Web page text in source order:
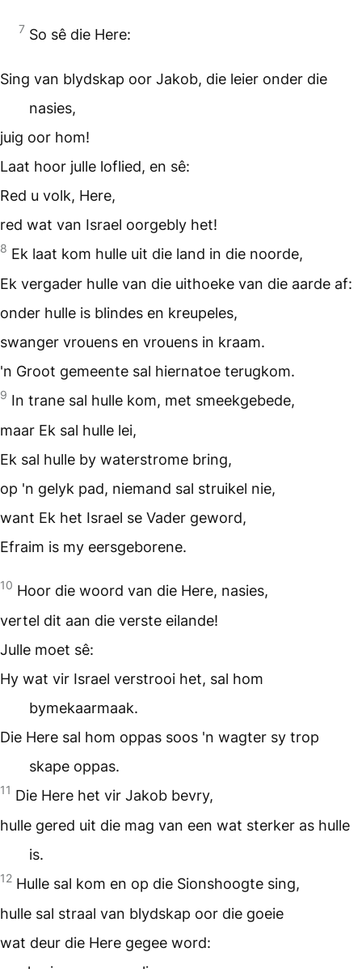
7 So sê die Here:
Sing van blydskap oor Jakob, die leier onder die
nasies,
juig oor hom!
Laat hoor julle loflied, en sê:
Red u volk, Here,
red wat van Israel oorgebly het!
8 Ek laat kom hulle uit die land in die noorde,
Ek vergader hulle van die uithoeke van die aarde af:
onder hulle is blindes en kreupeles,
swanger vrouens en vrouens in kraam.
'n Groot gemeente sal hiernatoe terugkom.
9 In trane sal hulle kom, met smeekgebede,
maar Ek sal hulle lei,
Ek sal hulle by waterstrome bring,
op 'n gelyk pad, niemand sal struikel nie,
want Ek het Israel se Vader geword,
Efraim is my eersgeborene.
10 Hoor die woord van die Here, nasies,
vertel dit aan die verste eilande!
Julle moet sê:
Hy wat vir Israel verstrooi het, sal hom
bymekaarmaak.
Die Here sal hom oppas soos 'n wagter sy trop
skape oppas.
11 Die Here het vir Jakob bevry,
hulle gered uit die mag van een wat sterker as hulle
is.
12 Hulle sal kom en op die Sionshoogte sing,
hulle sal straal van blydskap oor die goeie
wat deur die Here gegee word: